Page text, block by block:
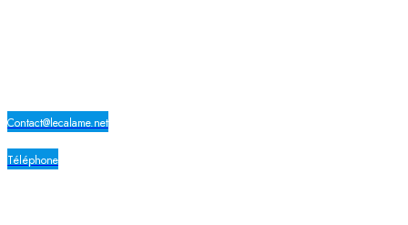
Contact@lecalame.net
Téléphone